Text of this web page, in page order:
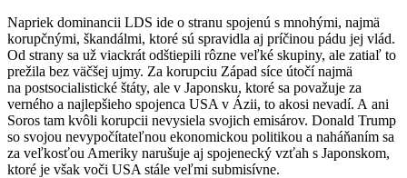
Napriek dominancii LDS ide o stranu spojenú s mnohými, najmä
korupčnými, škandálmi, ktoré sú spravidla aj príčinou pádu jej vlád.
Od strany sa už viackrát odštiepili rôzne veľké skupiny, ale zatiaľ to
prežila bez väčšej ujmy. Za korupciu Západ síce útočí najmä
na postsocialistické štáty, ale v Japonsku, ktoré sa považuje za
verného a najlepšieho spojenca USA v Ázii, to akosi nevadí. A ani
Soros tam kvôli korupcii nevysiela svojich emisárov. Donald Trump
so svojou nevypočítateľnou ekonomickou politikou a naháňaním sa
za veľkosťou Ameriky narušuje aj spojenecký vzťah s Japonskom,
ktoré je však voči USA stále veľmi submisívne.